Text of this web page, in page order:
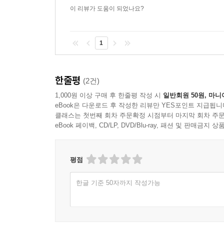
이 리뷰가 도움이 되었나요?
1
한줄평 (2건)
1,000원 이상 구매 후 한줄평 작성 시 일반회원 50원, 마니
eBook은 다운로드 후 작성한 리뷰만 YES포인트 지급됩니
클래스는 첫번째 회차 주문확정 시점부터 마지막 회차 주
eBook 페이백, CD/LP, DVD/Blu-ray, 패션 및 판매금지 상
평점
한글 기준 50자까지 작성가능